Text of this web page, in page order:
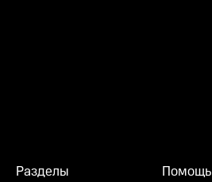
Разделы Помощь